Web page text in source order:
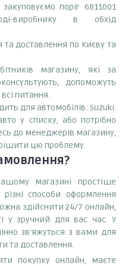
поріг 6811001
виробнику в обхід
доставлення по Києву та
магазину, які за
допоможуть
питання.
для автомобілів: Suzuki.
у списку, або потрібно
до менеджерів магазину,
цю проблему.
магазині простіше
способи оформлення
здійснити 24/7 онлайн,
у зручний для вас час. У
зв'яжуться з вами для
та доставлення.
покупку онлайн, маєте